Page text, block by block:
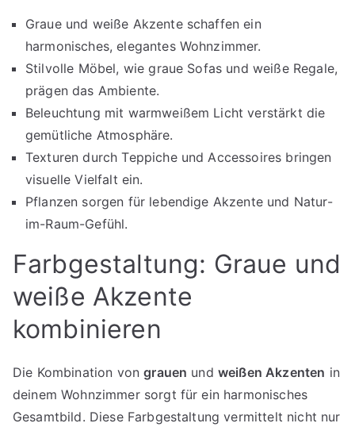
Graue und weiße Akzente schaffen ein
harmonisches, elegantes Wohnzimmer.
Stilvolle Möbel, wie graue Sofas und weiße Regale,
prägen das Ambiente.
Beleuchtung mit warmweißem Licht verstärkt die
gemütliche Atmosphäre.
Texturen durch Teppiche und Accessoires bringen
visuelle Vielfalt ein.
Pflanzen sorgen für lebendige Akzente und Natur-
im-Raum-Gefühl.
Farbgestaltung: Graue und
weiße Akzente
kombinieren
Die Kombination vongrauen und weißen Akzenten in
deinem Wohnzimmer sorgt für ein harmonisches
Gesamtbild. Diese Farbgestaltung vermittelt nicht nur